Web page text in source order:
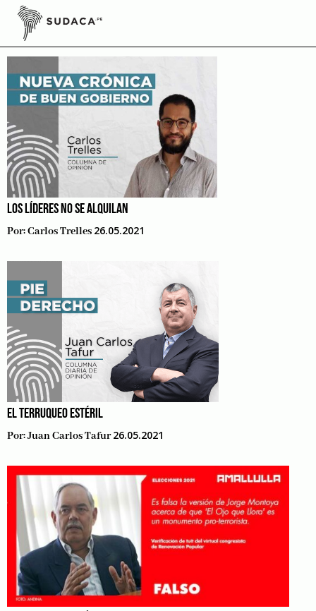
Skip
contentElecciones 2021
LOS LÍDERES NO SE ALQUILAN
Por:Carlos Trelles 26.05.2021
EL TERRUQUEO ESTÉRIL
Por:Juan Carlos Tafur 26.05.2021